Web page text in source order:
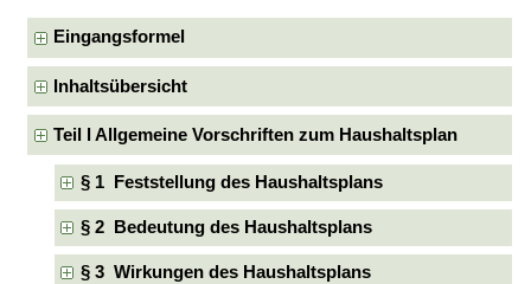
Eingangsformel
Inhaltsübersicht
Teil l Allgemeine Vorschriften zum Haushaltsplan
§ 1 Feststellung des Haushaltsplans
§ 2 Bedeutung des Haushaltsplans
§ 3 Wirkungen des Haushaltsplans